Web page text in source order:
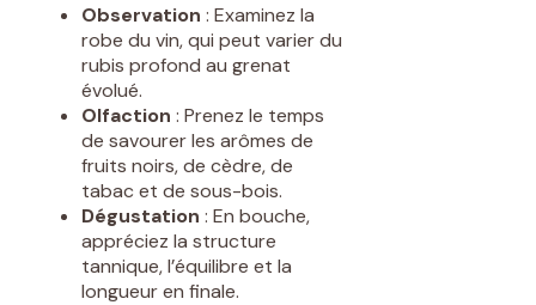
Observation : Examinez la
robe du vin, qui peut varier du
rubis profond au grenat
évolué.
Olfaction : Prenez le temps
de savourer les arômes de
fruits noirs, de cèdre, de
tabac et de sous-bois.
Dégustation : En bouche,
appréciez la structure
tannique, l’équilibre et la
longueur en finale.